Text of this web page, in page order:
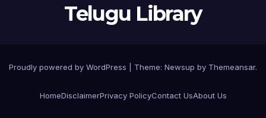
Telugu Library
Proudly powered by WordPress Theme: Newsup by Themeansar.
HomeDisclaimerPrivacy PolicyContact UsAbout Us